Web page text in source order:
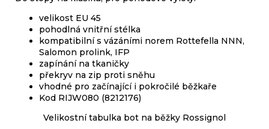
velikost EU 45
pohodlná vnitřní stélka
kompatibilní s vázáními norem Rottefella NNN,
Salomon prolink, IFP
zapínání na tkaničky
překryv na zip proti sněhu
vhodné pro začínající i pokročilé běžkaře
Kod RIJW080 (8212176)
Velikostní tabulka bot na běžky Rossignol